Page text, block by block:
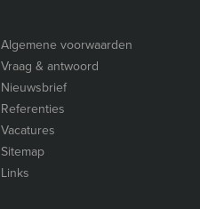
Algemene voorwaarden
Vraag & antwoord
Nieuwsbrief
Referenties
Vacatures
Sitemap
Links